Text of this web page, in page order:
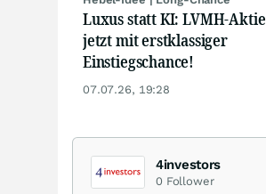
Luxus statt KI: LVMH-Aktie
jetzt mit erstklassiger
Einstiegschance!
07.07.26, 19:28
4investors
0 Follower